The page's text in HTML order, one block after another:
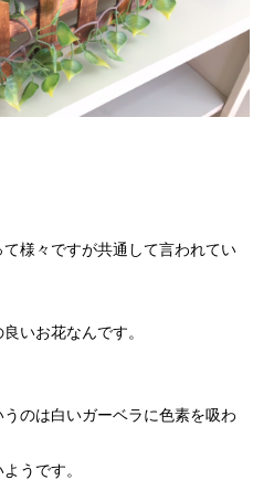
様々ですが共通して言われてい
いお花なんです。
のは白いガーベラに色素を吸わ
うです。